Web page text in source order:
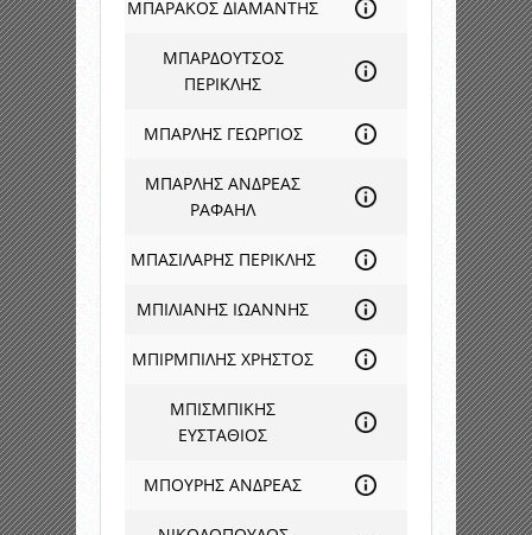
ΜΠΑΡΑΚΟΣ ΔΙΑΜΑΝΤΗΣ
ΜΠΑΡΔΟΥΤΣΟΣ
ΠΕΡΙΚΛΗΣ
ΜΠΑΡΛΗΣ ΓΕΩΡΓΙΟΣ
ΜΠΑΡΛΗΣ ΑΝΔΡΕΑΣ
ΡΑΦΑΗΛ
ΜΠΑΣΙΛΑΡΗΣ ΠΕΡΙΚΛΗΣ
ΜΠΙΛΙΑΝΗΣ ΙΩΑΝΝΗΣ
ΜΠΙΡΜΠΙΛΗΣ ΧΡΗΣΤΟΣ
ΜΠΙΣΜΠΙΚΗΣ
ΕΥΣΤΑΘΙΟΣ
ΜΠΟΥΡΗΣ ΑΝΔΡΕΑΣ